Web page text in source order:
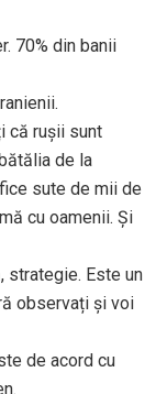
70% din banii
că rușii sunt
de la
sute de mii de
cu oamenii. Și
strategie. Este un
observați și voi
de acord cu